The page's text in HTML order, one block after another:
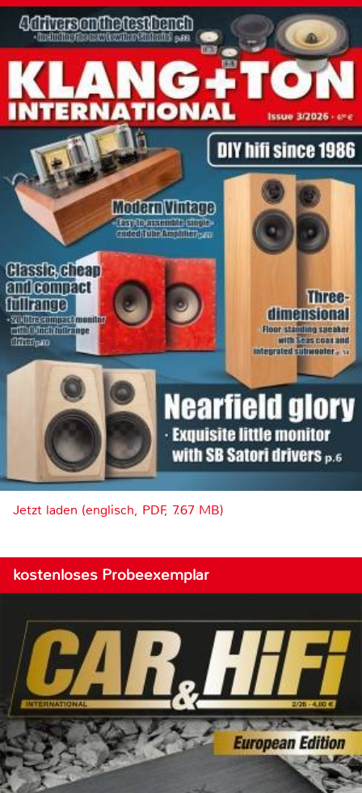
Jetzt laden (englisch, PDF, 7.67 MB)
kostenloses Probeexemplar